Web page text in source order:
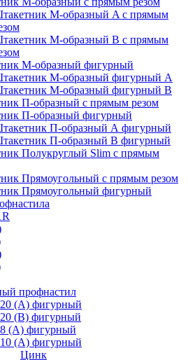
М-образный A с прямым
М-образный B с прямым
М-образный фигурный
М-образный фигурный A
М-образный фигурный B
П-образный с прямым резом
П-образный фигурный
П-образный А фигурный
П-образный В фигурный
Полукруглый Slim с прямым
Прямоугольный с прямым резом
Прямоугольный фигурный
профнастил
(A) фигурный
(В) фигурный
(A) фигурный
(A) фигурный
Цинк